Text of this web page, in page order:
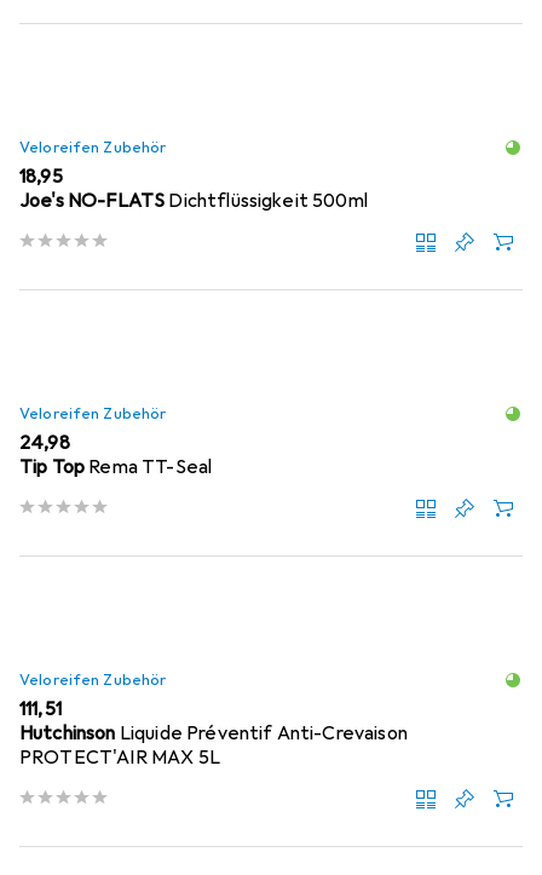
Veloreifen Zubehör
EUR
18,95
Joe's NO-FLATS Dichtflüssigkeit 500ml
Veloreifen Zubehör
EUR
24,98
Tip Top Rema TT-Seal
Veloreifen Zubehör
EUR
111,51
Hutchinson Liquide Préventif Anti-Crevaison
PROTECT'AIR MAX 5L